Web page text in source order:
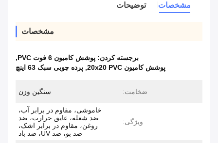
مشخصات توضیحات
مشخصات
برجسته کردن: پوشش کامیون 6 فوت PVC
,
پوشش کامیون 20x20 PVC
, پرده چوبی سبک 63 اینچ
ضخامت: سنگین وزن
ویژگی:
خاموشی، مقاوم در برابر آب،
ضد شعله، عایق حرارت، ضد
روغن، مقاوم در برابر اشک،
ضد بو، ضد UV، ضد باد